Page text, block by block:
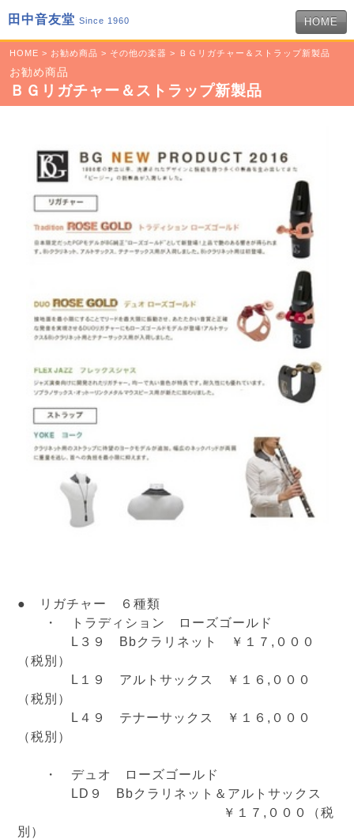
田中音友堂 Since 1960 HOME
HOME > お勧め商品 > その他の楽器 > ＢＧリガチャー＆ストラップ新製品
お勧め商品
ＢＧリガチャー＆ストラップ新製品
● リガチャー ６種類
・ トラディション ローズゴールド
L３９ Bbクラリネット ￥１７,０００
（税別）
L１９ アルトサックス ￥１６,０００
（税別）
L４９ テナーサックス ￥１６,０００
（税別）
・ デュオ ローズゴールド
LD９ Bbクラリネット＆アルトサックス
￥１７,０００（税
別）